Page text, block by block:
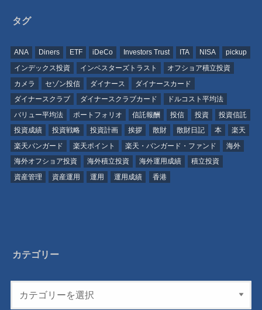
タグ
ANA Diners ETF iDeCo Investors Trust ITA NISA
pickup
インデックス投資
インベスターズトラスト
オフショア積立投資
カメラ
セゾン投信 ダイナース
ダイナースカード
ダイナースクラブ
ダイナースクラブカード
ドルコスト平均法
バリュー平均法
ポートフォリオ 信託報酬 投信 投資
投資信託
投資成績
投資戦略 投資計画 挨拶 散財 散財日記 本
楽天
楽天バンガード
楽天ポイント 楽天・バンガード・ファンド
海外
海外オフショア投資
海外積立投資 海外運用成績
積立投資
資産管理
資産運用 運用 運用成績 香港
カテゴリー